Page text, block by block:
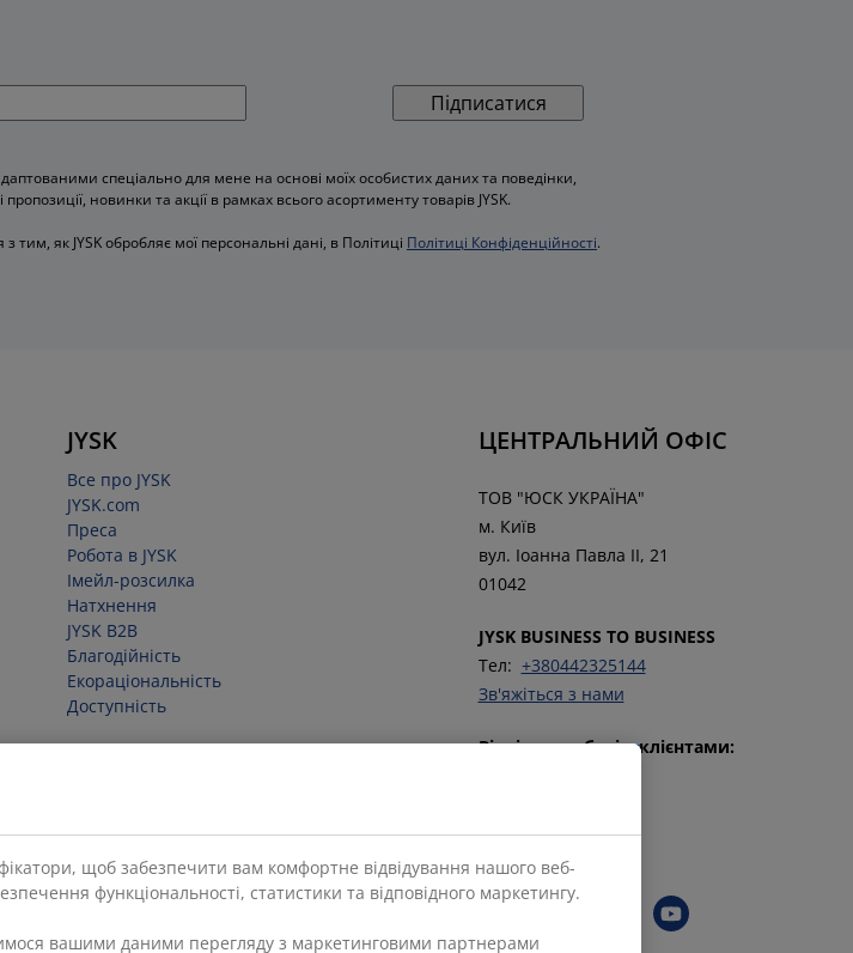
Підписатися
спеціально для мене на основі моїх особистих даних та поведінки,
новинки та акції в рамках всього асортименту товарів JYSK.
тим, як JYSK обробляє мої персональні дані, в Політиці Політиці Конфіденційності.
JYSK
Все про JYSK
JYSK.com
Преса
Робота в JYSK
Імейл-розсилка
Натхнення
JYSK B2B
Благодійність
Екораціональність
Доступність
ЦЕНТРАЛЬНИЙ ОФІС
ТОВ "ЮСК УКРАЇНА"
м. Київ
вул. Іоанна Павла ІІ, 21
01042
JYSK BUSINESS TO BUSINESS
Тел: +380442325144
Зв'яжіться з нами
Відділ по роботі з клієнтами:
Слідкуйте за JYSK
щоб забезпечити вам комфортне відвідування нашого веб-
функціональності, статистики та відповідного маркетингу.
вашими даними перегляду з маркетинговими партнерами